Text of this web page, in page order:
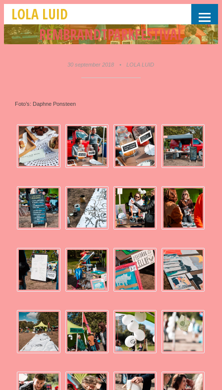
LOLA LUID
REMBRANDTPARKFESTIVAL
30 september 2018 • LOLA LUID
Foto’s: Daphne Ponsteen